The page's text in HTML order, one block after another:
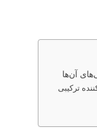
آن‌ها
ترکیبی